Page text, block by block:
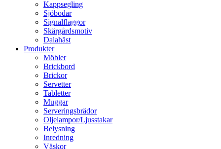
Kappsegling
Sjöbodar
Signalflaggor
Skärgårdsmotiv
Dalahäst
Produkter
Möbler
Brickbord
Brickor
Servetter
Tabletter
Muggar
Serveringsbrädor
Oljelampor/Ljusstakar
Belysning
Inredning
Väskor